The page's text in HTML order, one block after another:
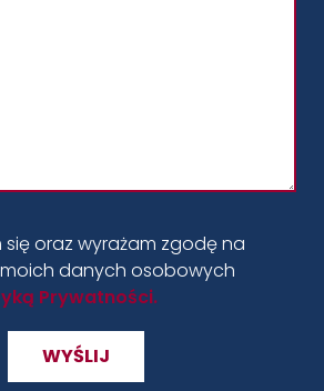
się oraz wyrażam zgodę na
danych osobowych
Prywatności.